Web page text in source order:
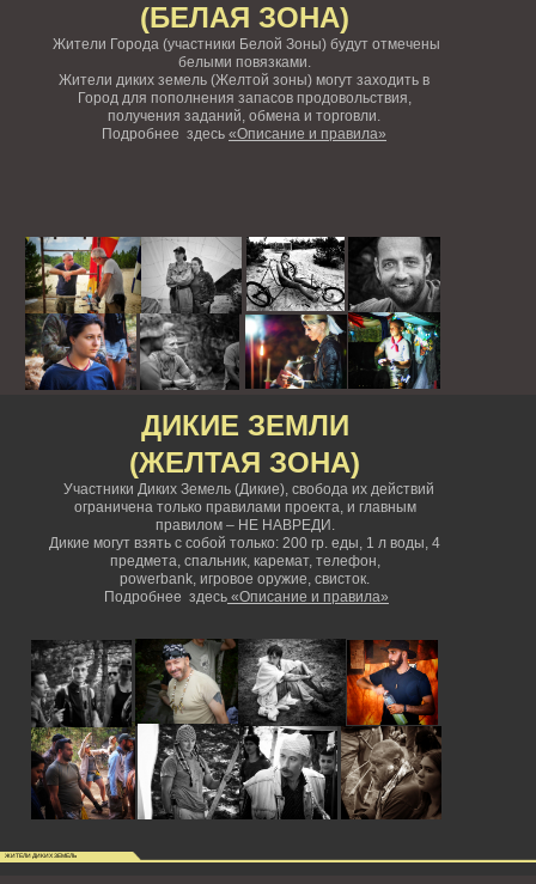
(БЕЛАЯ ЗОНА)
Жители Города (участники Белой Зоны) будут отмечены
белыми повязками.
Жители диких земель (Желтой зоны) могут заходить в
Город для пополнения запасов продовольствия,
получения заданий, обмена и торговли.
Подробнее здесь «Описание и правила»
ДИКИЕ ЗЕМЛИ
(ЖЕЛТАЯ ЗОНА)
Участники Диких Земель (Дикие), свобода их действий
ограничена только правилами проекта, и главным
правилом – НЕ НАВРЕДИ.
Дикие могут взять с собой только: 200 гр. еды, 1 л воды, 4
предмета, спальник, каремат, телефон,
powerbank, игровое оружие, свисток.
Подробнее здесь «Описание и правила»
ЖИТЕЛИ ДИКИХ ЗЕМЕЛЬ